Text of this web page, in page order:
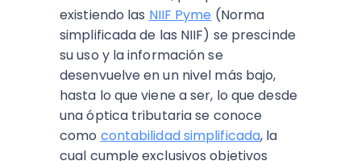
existiendo las NIIF Pyme (Norma
simplificada de las NIIF) se prescinde
su uso y la información se
desenvuelve en un nivel más bajo,
hasta lo que viene a ser, lo que desde
una óptica tributaria se conoce
como contabilidad simplificada, la
cual cumple exclusivos objetivos